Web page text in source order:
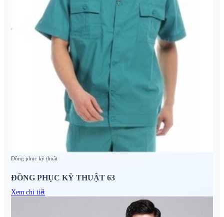
Đồng phục kỹ thuật
ĐỒNG PHỤC KỸ THUẬT 63
Xem chi tiết